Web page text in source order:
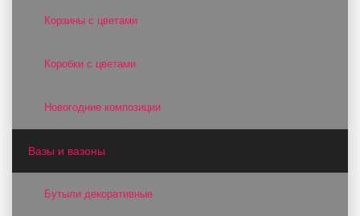
Корзины с цветами
Коробки с цветами
Новогодние композиции
Вазы и вазоны
Бутыли декоративные